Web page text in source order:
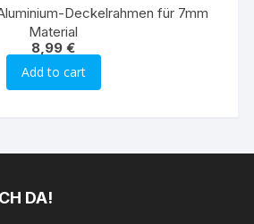
Deckelrahmen für 7mm
Material
8,99€
Add to cart
DA!